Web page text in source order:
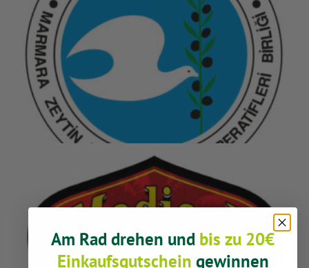
Am Rad drehen und bis zu 20€
Einkaufsgutschein gewinnen